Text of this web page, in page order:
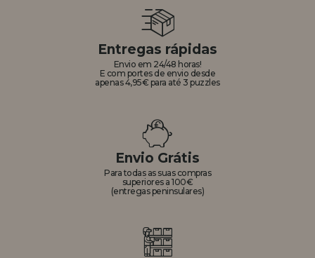
Entregas rápidas
Envio em 24/48 horas!
E com portes de envio desde
apenas 4,95€ para até 3 puzzles
Envio Grátis
Para todas as suas compras
superiores a 100€
(entregas peninsulares)